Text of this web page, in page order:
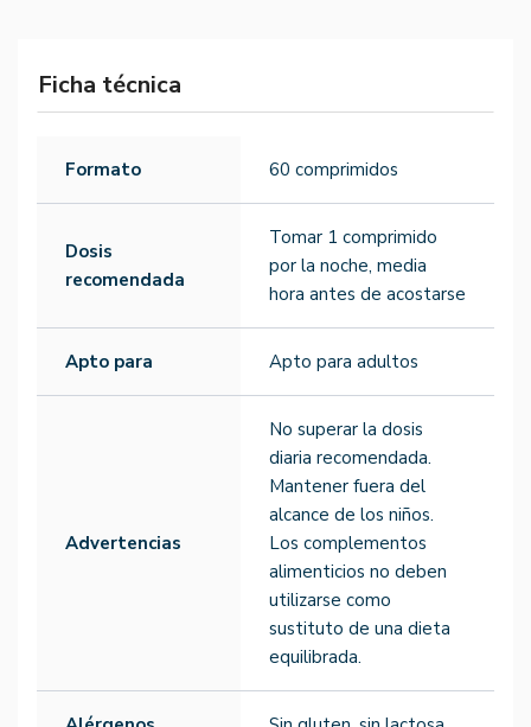
Ficha técnica
Formato 60 comprimidos
Dosis
recomendada
Tomar 1 comprimido
por la noche, media
hora antes de acostarse
Apto para Apto para adultos
Advertencias
No superar la dosis
diaria recomendada.
Mantener fuera del
alcance de los niños.
Los complementos
alimenticios no deben
utilizarse como
sustituto de una dieta
equilibrada.